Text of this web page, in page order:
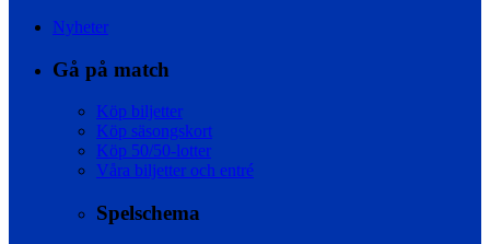
Nyheter
Gå på match
Köp biljetter
Köp säsongskort
Köp 50/50-lotter
Våra biljetter och entré
Spelschema